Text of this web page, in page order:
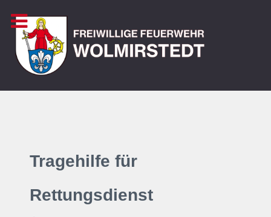
Tragehilfe für
Rettungsdienst